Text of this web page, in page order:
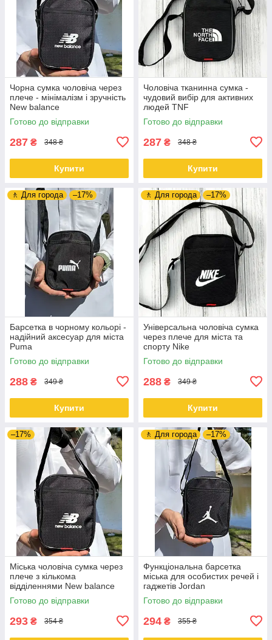
Чорна сумка чоловіча через
плече - мінімалізм і зручність
New balance
Готово до відправки
287 ₴ 348 ₴
Купити
Чоловіча тканинна сумка -
чудовий вибір для активних
людей TNF
Готово до відправки
287 ₴ 348 ₴
Купити
🚶 Для города –17%
Барсетка в чорному кольорі -
надійний аксесуар для міста
Puma
Готово до відправки
288 ₴ 349 ₴
Купити
🚶 Для города –17%
Універсальна чоловіча сумка
через плече для міста та
спорту Nike
Готово до відправки
288 ₴ 349 ₴
Купити
–17%
Міська чоловіча сумка через
плече з кількома
відділеннями New balance
Готово до відправки
293 ₴ 354 ₴
🚶 Для города –17%
Функціональна барсетка
міська для особистих речей і
гаджетів Jordan
Готово до відправки
294 ₴ 355 ₴